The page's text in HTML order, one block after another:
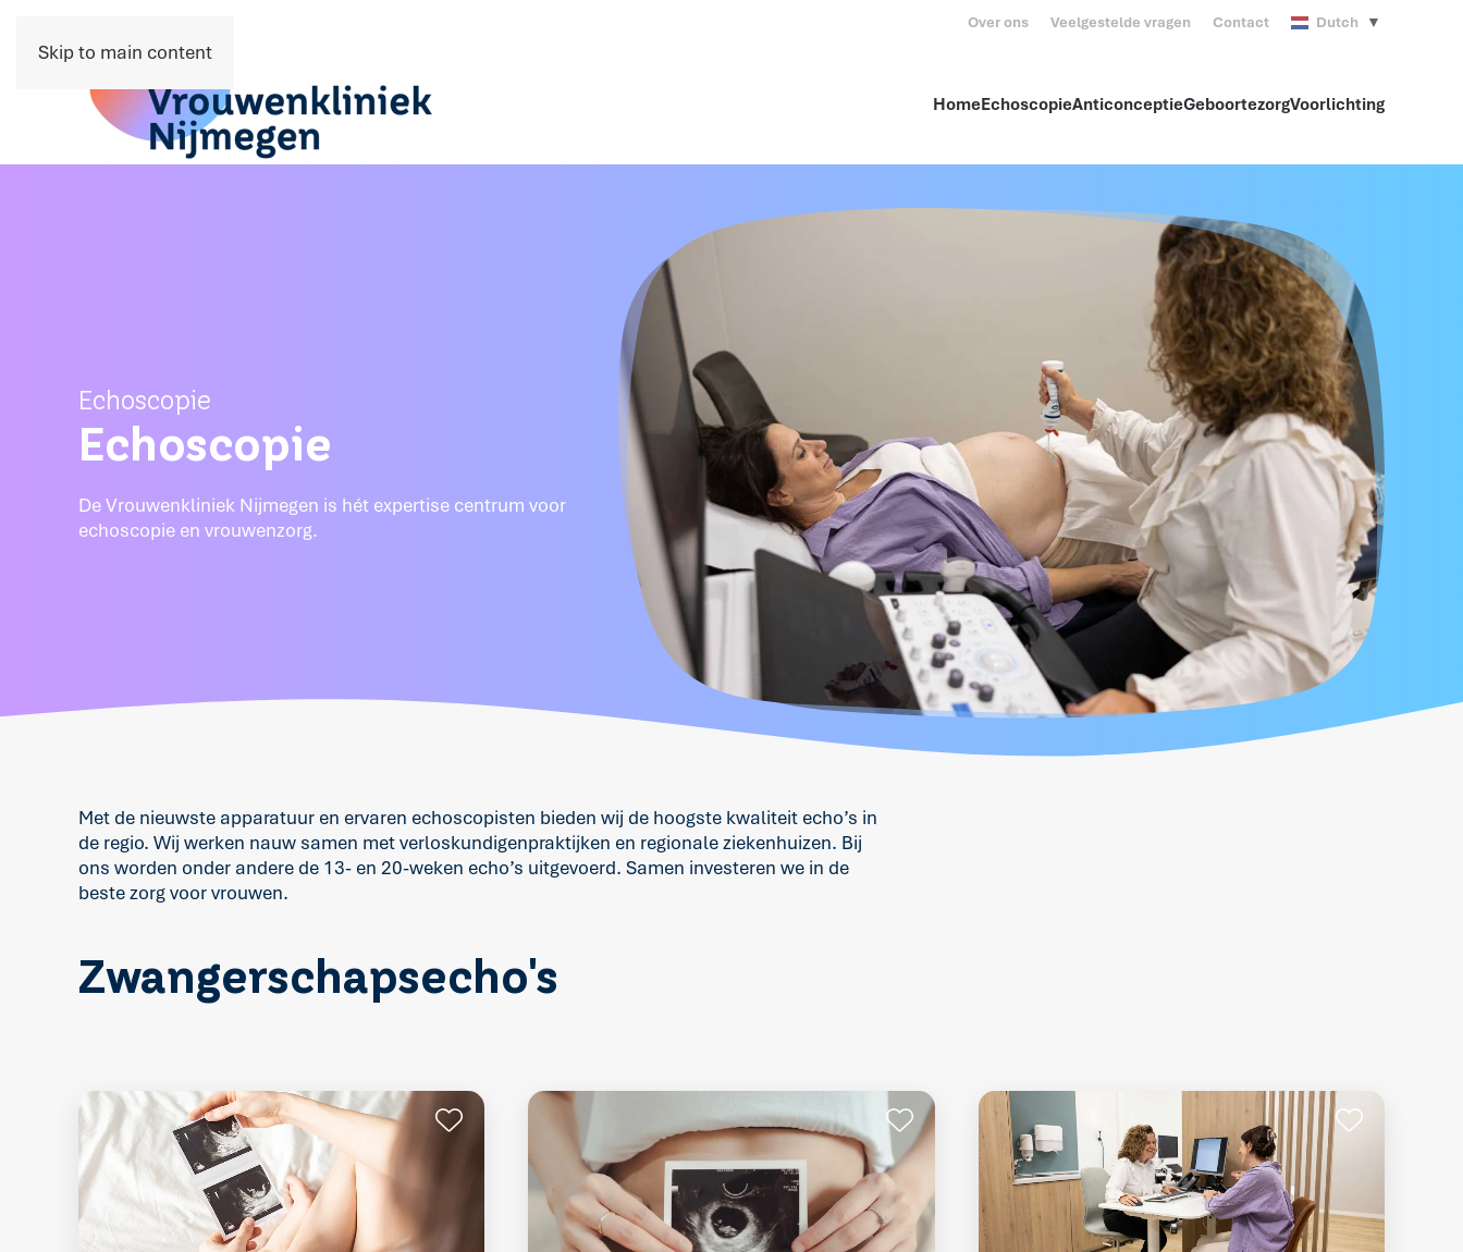
Skip to main content
Over ons Veelgestelde vragen Contact Dutch ▼
HomeEchoscopieAnticonceptieGeboortezorgVoorlichting
Echoscopie
Echoscopie
De Vrouwenkliniek Nijmegen is hét expertise centrum voor
echoscopie en vrouwenzorg.
Met de nieuwste apparatuur en ervaren echoscopisten bieden wij de hoogste kwaliteit echo’s in
de regio. Wij werken nauw samen met verloskundigenpraktijken en regionale ziekenhuizen. Bij
ons worden onder andere de 13- en 20-weken echo’s uitgevoerd. Samen investeren we in de
beste zorg voor vrouwen.
Zwangerschapsecho's